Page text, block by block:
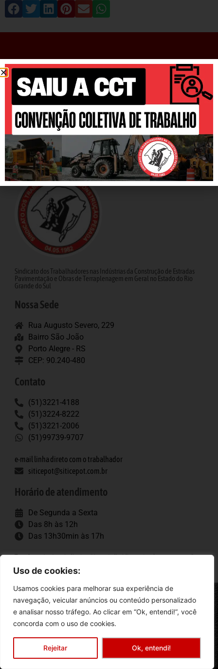
Uso de cookies:
Usamos cookies para melhorar sua experiência de
navegação, veicular anúncios ou conteúdo personalizado
e analisar nosso tráfego. Ao clicar em “Ok, entendi!”, você
concorda com o uso de cookies.
Rejeitar Ok, entendi!
ANTERIOR
Novembro Azul: tire suas dúvidas sobre o câncer de próstata e cuide da sua saúde
PRÓXIMO
Governo Lula moderniza regras do vale-alimentação: o que muda para os trabalhadores
Sindicato dos Trabalhadores nas Indústrias da Construção de Estradas
Pavimentação e Obras de Terraplenagem em Geral no Estado do Rio
Grande do Sul
Nossa Sede
Rua Augusto Severo, 229
Bairro São João
Porto Alegre - RS
CEP: 90.240-480
Contato
(51)3221-4188
(51)3224-8222
(51)3221-2006
(51)99739-9707
e-mail linha direto com o trabalhador
siticepot@siticepot.com.br
Horário de atendimento
De Segunda a Sexta
Das 8h às 12h
Das 13h30min às 17h
Tags importantes: sindicato, siticepot, dissidio, porto alegre, convenção
Siticepot
Rio Grande do Sul
criação: sitesrapidos.com.br